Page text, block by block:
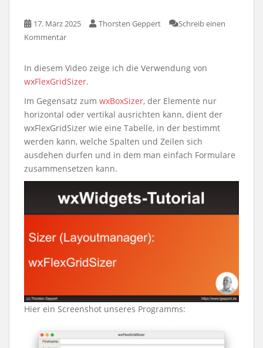
17. März 2025 Thorsten Geppert
Schreib einen
Kommentar
In diesem Video zeige ich die Verwendung von
wxFlexGridSizer.
Im Gegensatz zum wxBoxSizer, der Elemente nur
horizontal oder vertikal ausrichten kann, dient der
wxFlexGridSizer wie eine Tabelle, in der bestimmt
werden kann, welche Spalten und Zeilen sich
ausdehen durfen und in dem man einfach Formulare
zusammensetzen kann.
Hier ein Screenshot unseres Programms: